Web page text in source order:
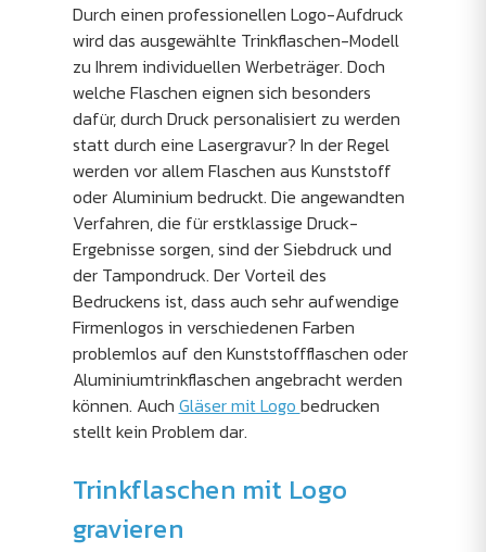
Durch einen professionellen Logo-Aufdruck
wird das ausgewählte Trinkflaschen-Modell
zu Ihrem individuellen Werbeträger. Doch
welche Flaschen eignen sich besonders
dafür, durch Druck personalisiert zu werden
statt durch eine Lasergravur? In der Regel
werden vor allem Flaschen aus Kunststoff
oder Aluminium bedruckt. Die angewandten
Verfahren, die für erstklassige Druck-
Ergebnisse sorgen, sind der Siebdruck und
der Tampondruck. Der Vorteil des
Bedruckens ist, dass auch sehr aufwendige
Firmenlogos in verschiedenen Farben
problemlos auf den Kunststoffflaschen oder
Aluminiumtrinkflaschen angebracht werden
können. Auch Gläser mit Logo bedrucken
stellt kein Problem dar.
Trinkflaschen mit Logo
gravieren